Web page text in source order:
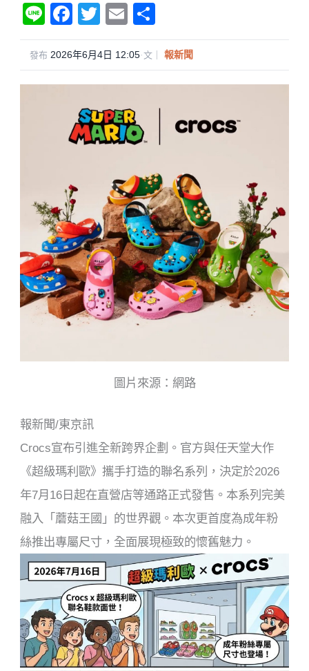
Li
n
e
F
a
c
e
b
o
o
T
wi
tt
er
E
m
ail
享
發布 2026年6月4日 12:05·文｜ 報新聞
圖片來源：網路
報新聞/東京訊
Crocs宣布引進全新跨界企劃。官方與任天堂大作
《超級瑪利歐》攜手打造的聯名系列，決定於2026
年7月16日起在直營店等通路正式發售。本系列完美
融入「蘑菇王國」的世界觀。本次更首度為成年粉
絲推出專屬尺寸，全面展現極致的懷舊魅力。